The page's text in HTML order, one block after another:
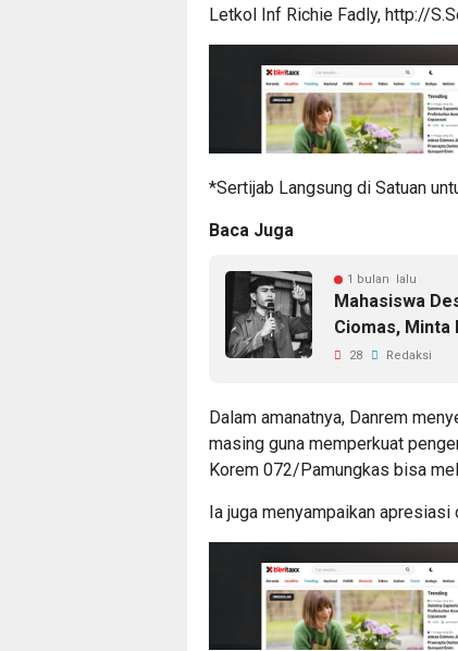
Letkol Inf Richie Fadly, http://
*Sertijab Langsung di Satuan
Baca Juga
1 bulan lalu
Mahasiswa
Ciomas,
28 Redaksi
Dalam amanatnya, Danrem
masing guna memperkuat
Korem 072/Pamungkas bisa
Ia juga menyampaikan